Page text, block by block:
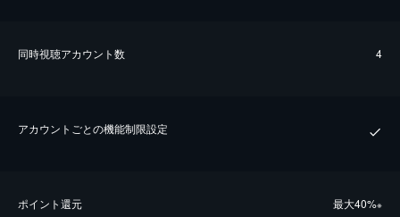
同時視聴アカウント数 4
アカウントごとの機能制限設定
ポイント還元 最⼤40%※